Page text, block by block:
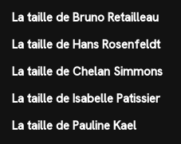
La taille de Bruno Retailleau
La taille de Hans Rosenfeldt
La taille de Chelan Simmons
La taille de Isabelle Patissier
La taille de Pauline Kael